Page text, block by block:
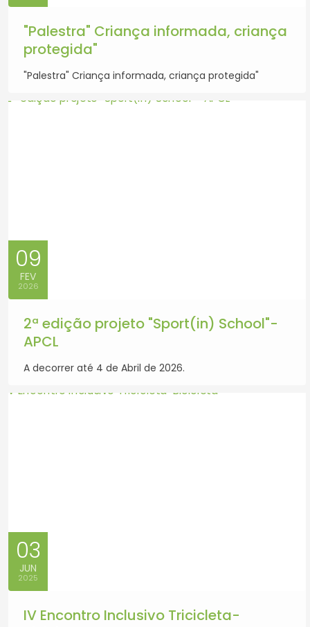
"Palestra" Criança informada, criança
protegida"
"Palestra" Criança informada, criança protegida"
09
FEV
2026
2ª edição projeto "Sport(in) School"-
APCL
A decorrer até 4 de Abril de 2026.
03
JUN
2025
IV Encontro Inclusivo Tricicleta-